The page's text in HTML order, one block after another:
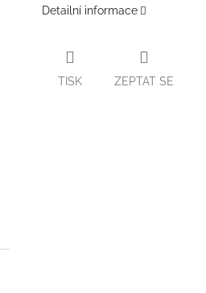
Detailní informace
TISK ZEPTAT SE